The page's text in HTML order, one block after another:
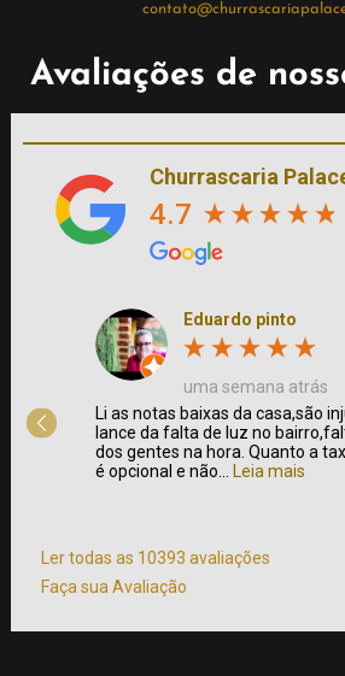
Avaliações de
Churrascaria
4.7
Eduardo pinto
uma semana atrás
Li as notas baixas da casa,são
lance da falta de luz no
dos gentes na hora. Quanto a
é opcional e não... Leia mais
Ler todas as 10393 avaliações
Faça sua Avaliação